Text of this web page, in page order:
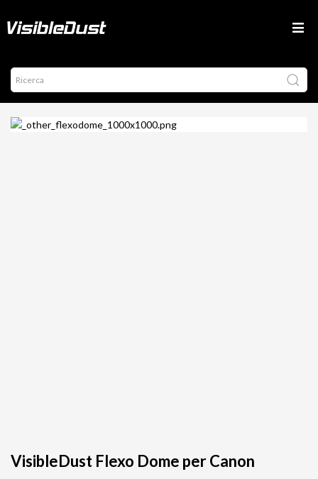
VisibleDust Flexo Dome per Canon